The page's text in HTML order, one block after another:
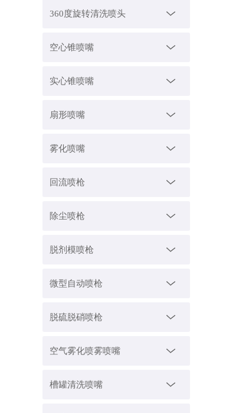
360度旋转清洗喷头
空心锥喷嘴
实心锥喷嘴
扇形喷嘴
雾化喷嘴
回流喷枪
除尘喷枪
脱剂模喷枪
微型自动喷枪
脱硫脱硝喷枪
空气雾化喷雾喷嘴
槽罐清洗喷嘴